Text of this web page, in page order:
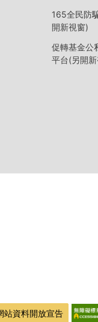
165全民防
開新視窗)
促轉基金公
平台(另開
站資料開放宣告